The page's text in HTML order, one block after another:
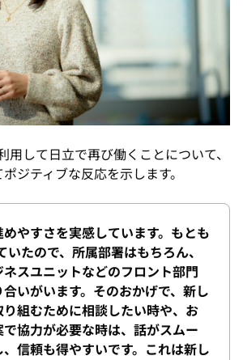
用して日立で再び働くことについて、
ジティブな反応を示します。
やすさを実感しています。もとも
たので、所属部署はもちろん、
スユニットなどのフロント部門
いがいます。そのおかげで、新し
組むために相談したい時や、お
協力が必要な時は、話がスムー
信頼も得やすいです。これは新し